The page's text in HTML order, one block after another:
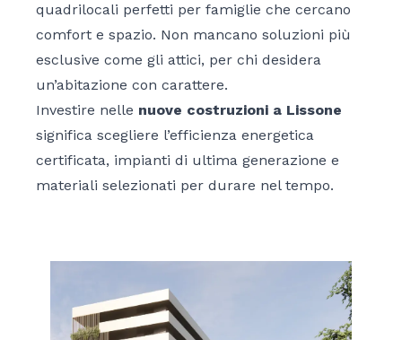
quadrilocali perfetti per famiglie che cercano
comfort e spazio. Non mancano soluzioni più
esclusive come gli attici, per chi desidera
un’abitazione con carattere.
Investire nelle nuove costruzioni a Lissone
significa scegliere l’efficienza energetica
certificata, impianti di ultima generazione e
materiali selezionati per durare nel tempo.